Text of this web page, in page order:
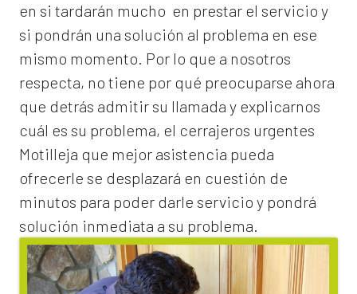
en si tardarán mucho en prestar el servicio y
si pondrán una solución al problema en ese
mismo momento. Por lo que a nosotros
respecta, no tiene por qué preocuparse ahora
que detrás admitir su llamada y explicarnos
cuál es su problema, el cerrajeros urgentes
Motilleja que mejor asistencia pueda
ofrecerle se desplazará en cuestión de
minutos para poder darle servicio y pondrá
solución inmediata a su problema.